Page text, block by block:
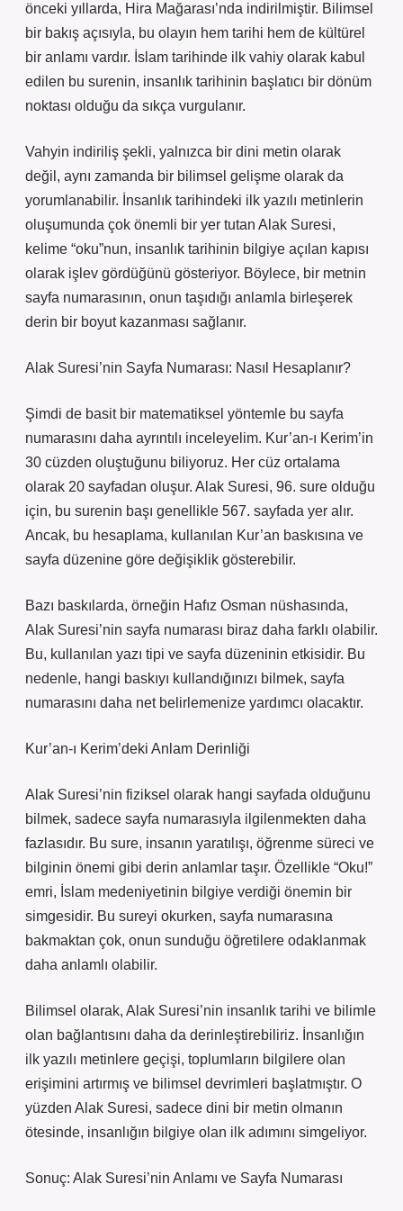
önceki yıllarda, Hira Mağarası’nda indirilmiştir. Bilimsel
bir bakış açısıyla, bu olayın hem tarihi hem de kültürel
bir anlamı vardır. İslam tarihinde ilk vahiy olarak kabul
edilen bu surenin, insanlık tarihinin başlatıcı bir dönüm
noktası olduğu da sıkça vurgulanır.
Vahyin indiriliş şekli, yalnızca bir dini metin olarak
değil, aynı zamanda bir bilimsel gelişme olarak da
yorumlanabilir. İnsanlık tarihindeki ilk yazılı metinlerin
oluşumunda çok önemli bir yer tutan Alak Suresi,
kelime “oku”nun, insanlık tarihinin bilgiye açılan kapısı
olarak işlev gördüğünü gösteriyor. Böylece, bir metnin
sayfa numarasının, onun taşıdığı anlamla birleşerek
derin bir boyut kazanması sağlanır.
Alak Suresi’nin Sayfa Numarası: Nasıl Hesaplanır?
Şimdi de basit bir matematiksel yöntemle bu sayfa
numarasını daha ayrıntılı inceleyelim. Kur’an-ı Kerim’in
30 cüzden oluştuğunu biliyoruz. Her cüz ortalama
olarak 20 sayfadan oluşur. Alak Suresi, 96. sure olduğu
için, bu surenin başı genellikle 567. sayfada yer alır.
Ancak, bu hesaplama, kullanılan Kur’an baskısına ve
sayfa düzenine göre değişiklik gösterebilir.
Bazı baskılarda, örneğin Hafız Osman nüshasında,
Alak Suresi’nin sayfa numarası biraz daha farklı olabilir.
Bu, kullanılan yazı tipi ve sayfa düzeninin etkisidir. Bu
nedenle, hangi baskıyı kullandığınızı bilmek, sayfa
numarasını daha net belirlemenize yardımcı olacaktır.
Kur’an-ı Kerim’deki Anlam Derinliği
Alak Suresi’nin fiziksel olarak hangi sayfada olduğunu
bilmek, sadece sayfa numarasıyla ilgilenmekten daha
fazlasıdır. Bu sure, insanın yaratılışı, öğrenme süreci ve
bilginin önemi gibi derin anlamlar taşır. Özellikle “Oku!”
emri, İslam medeniyetinin bilgiye verdiği önemin bir
simgesidir. Bu sureyi okurken, sayfa numarasına
bakmaktan çok, onun sunduğu öğretilere odaklanmak
daha anlamlı olabilir.
Bilimsel olarak, Alak Suresi’nin insanlık tarihi ve bilimle
olan bağlantısını daha da derinleştirebiliriz. İnsanlığın
ilk yazılı metinlere geçişi, toplumların bilgilere olan
erişimini artırmış ve bilimsel devrimleri başlatmıştır. O
yüzden Alak Suresi, sadece dini bir metin olmanın
ötesinde, insanlığın bilgiye olan ilk adımını simgeliyor.
Sonuç: Alak Suresi’nin Anlamı ve Sayfa Numarası